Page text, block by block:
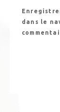
dans le